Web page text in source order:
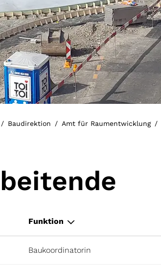
Baudirektion Amt für Raumentwicklung
Funktion
Baukoordinatorin